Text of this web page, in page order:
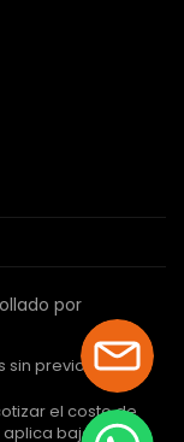
por
sin previo aviso.
el costo de
aplica bajo ciertas